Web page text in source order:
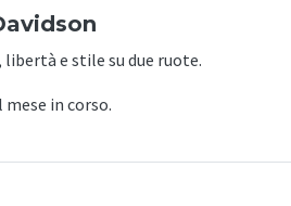
libertà e stile su due ruote.
in corso.